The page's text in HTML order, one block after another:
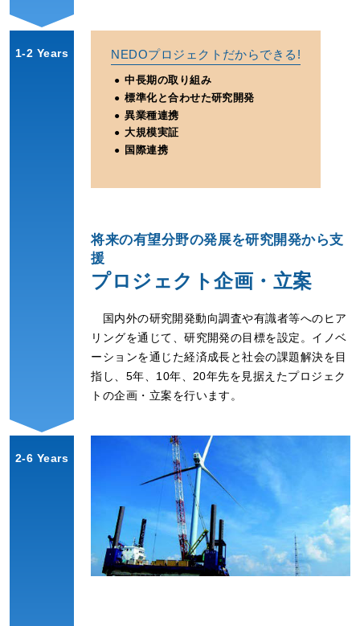
1-2 Years NEDOプロジェクトだからできる!
中長期の取り組み
標準化と合わせた研究開発
異業種連携
大規模実証
国際連携
将来の有望分野の発展を研究開発から支
援
プロジェクト企画・立案
国内外の研究開発動向調査や有識者等へのヒア
リングを通じて、研究開発の目標を設定。イノベ
ーションを通じた経済成長と社会の課題解決を目
指し、5年、10年、20年先を見据えたプロジェク
トの企画・立案を行います。
2-6 Years